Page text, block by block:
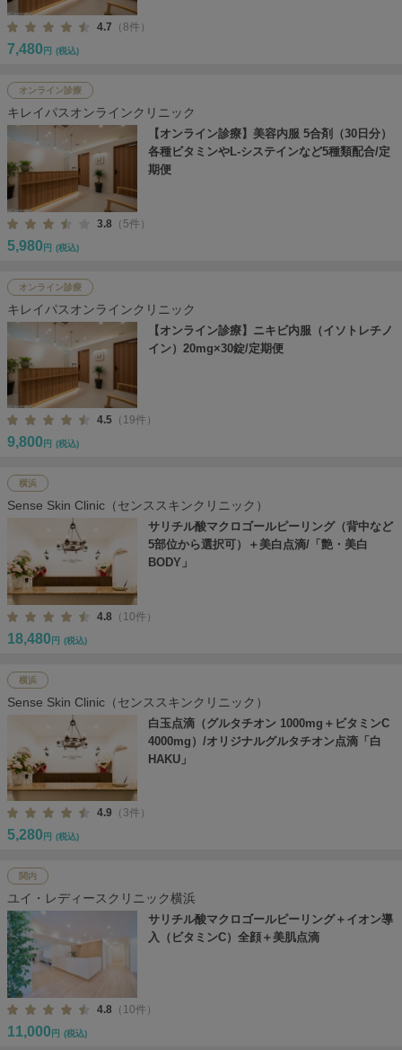
4.7 （8件）
7,480 円 (税込)
オンライン診療
キレイパスオンラインクリニック
【オンライン診療】美容内服 5合剤（30日分）
各種ビタミンやL-システインなど5種類配合/定
期便
3.8 （5件）
5,980 円 (税込)
オンライン診療
キレイパスオンラインクリニック
【オンライン診療】ニキビ内服（イソトレチノ
イン）20mg×30錠/定期便
4.5 （19件）
9,800 円 (税込)
横浜
Sense Skin Clinic（センススキンクリニック）
サリチル酸マクロゴールピーリング（背中など
5部位から選択可）＋美白点滴/「艶・美白
BODY」
4.8 （10件）
18,480 円 (税込)
横浜
Sense Skin Clinic（センススキンクリニック）
白玉点滴（グルタチオン 1000mg＋ビタミンC
4000mg）/オリジナルグルタチオン点滴「白
HAKU」
4.9 （3件）
5,280 円 (税込)
関内
ユイ・レディースクリニック横浜
サリチル酸マクロゴールピーリング＋イオン導
入（ビタミンC）全顔＋美肌点滴
4.8 （10件）
11,000 円 (税込)